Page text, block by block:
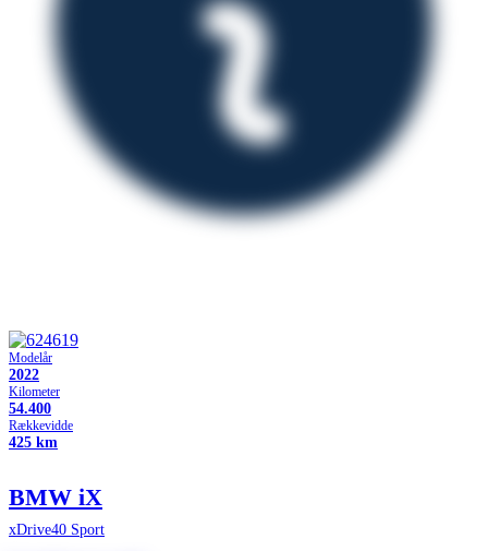
Modelår
2022
Kilometer
54.400
Rækkevidde
425 km
BMW iX
xDrive40 Sport